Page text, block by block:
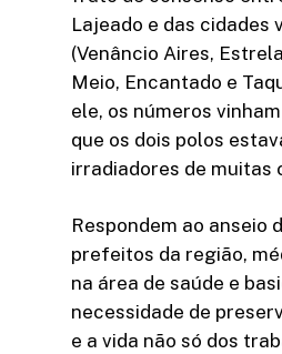
Lajeado e das cidades
(Venâncio Aires,
Meio, Encantado e
ele, os números
que os dois polos
irradiadores de muitas
Respondem ao anseio
prefeitos da região,
na área de saúde e
necessidade de
e a vida não só dos